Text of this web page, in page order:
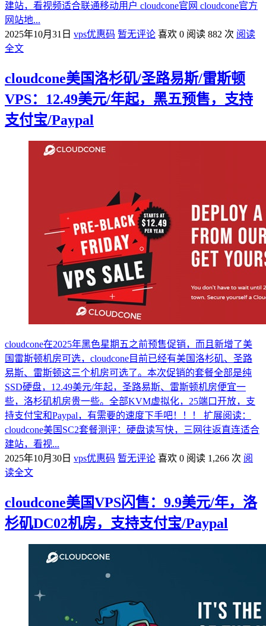
建站，看视频适合联通移动用户 cloudcone官网 cloudcone官方
网站地...
2025年10月31日 vps优惠码 暂无评论 喜欢 0 阅读 882 次 阅读
全文
cloudcone美国洛杉矶/圣路易斯/雷斯顿
VPS：12.49美元/年起，黑五预售，支持
支付宝/Paypal
cloudcone在2025年黑色星期五之前预售促销，而且新增了美
国雷斯顿机房可选，cloudcone目前已经有美国洛杉矶、圣路
易斯、雷斯顿这三个机房可选了。本次促销的套餐全部是纯
SSD硬盘，12.49美元/年起，圣路易斯、雷斯顿机房便宜一
些，洛杉矶机房贵一些。全部KVM虚拟化，25端口开放，支
持支付宝和Paypal，有需要的速度下手吧！！！ 扩展阅读：
cloudcone美国SC2套餐测评：硬盘读写快，三网往返直连适合
建站，看视...
2025年10月30日 vps优惠码 暂无评论 喜欢 0 阅读 1,266 次 阅
读全文
cloudcone美国VPS闪售：9.9美元/年，洛
杉矶DC02机房，支持支付宝/Paypal